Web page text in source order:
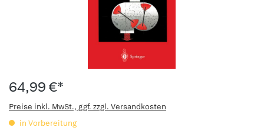
64,99 €*
Preise inkl. MwSt., ggf. zzgl. Versandkosten
in Vorbereitung